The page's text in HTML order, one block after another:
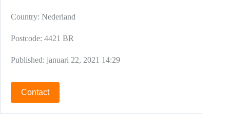
Country: Nederland
Postcode: 4421 BR
Published: januari 22, 2021 14:29
Contact